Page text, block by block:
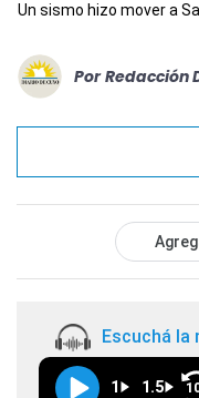
Un sismo hizo mover a
Por Redacción
Escuchá
1 1.5